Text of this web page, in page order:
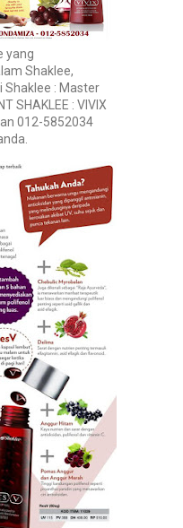
yang
Shaklee,
Shaklee : Master
SHAKLEE : VIVIX
012-5852034